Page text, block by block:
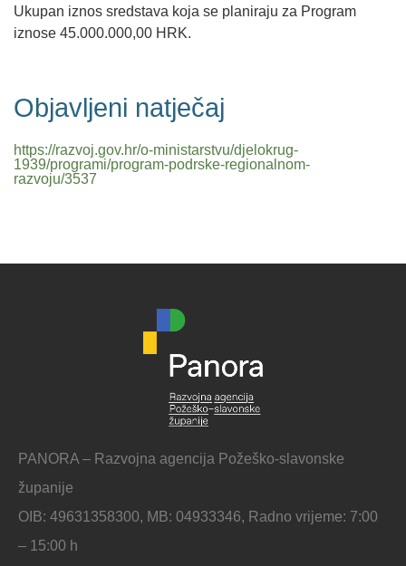
Ukupan iznos sredstava koja se planiraju za Program
iznose 45.000.000,00 HRK.
Objavljeni natječaj
https://razvoj.gov.hr/o-ministarstvu/djelokrug-
1939/programi/program-podrske-regionalnom-
razvoju/3537
PANORA – Razvojna agencija Požeško-slavonske
županije
OIB: 49631358300, MB: 04933346, Radno vrijeme: 7:00
– 15:00 h